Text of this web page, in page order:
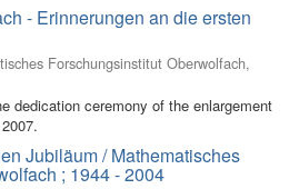
- Erinnerungen an die ersten
Forschungsinstitut Oberwolfach,
dedication ceremony of the enlargement
Jubiläum / Mathematisches
; 1944 - 2004